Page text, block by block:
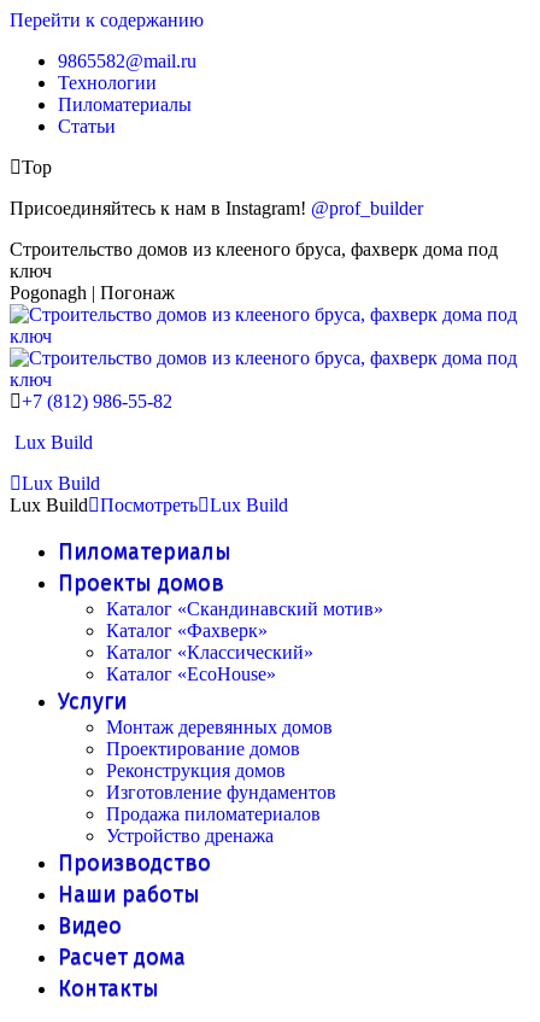
Перейти к содержанию
9865582@mail.ru
Технологии
Пиломатериалы
Статьи
Top
Присоединяйтесь к нам в Instagram! @prof_builder
Строительство домов из клееного бруса, фахверк дома под
ключ
Pogonagh | Погонаж
+7 (812) 986-55-82
Lux Build
Lux Build
Lux Build
Посмотреть Lux Build
Пиломатериалы
Проекты домов
Каталог «Скандинавский мотив»
Каталог «Фахверк»
Каталог «Классический»
Каталог «EcoHouse»
Услуги
Монтаж деревянных домов
Проектирование домов
Реконструкция домов
Изготовление фундаментов
Продажа пиломатериалов
Устройство дренажа
Производство
Наши работы
Видео
Расчет дома
Контакты